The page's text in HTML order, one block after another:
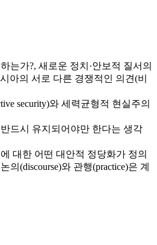
는가?, 새로운 정치·안보적 질서의
아의 서로 다른 경쟁적인 의견(비
security)와 세력균형적 현실주의
드시 유지되어야만 한다는 생각
대한 어떤 대안적 정당화가 정의
(discourse)와 관행(practice)은 계